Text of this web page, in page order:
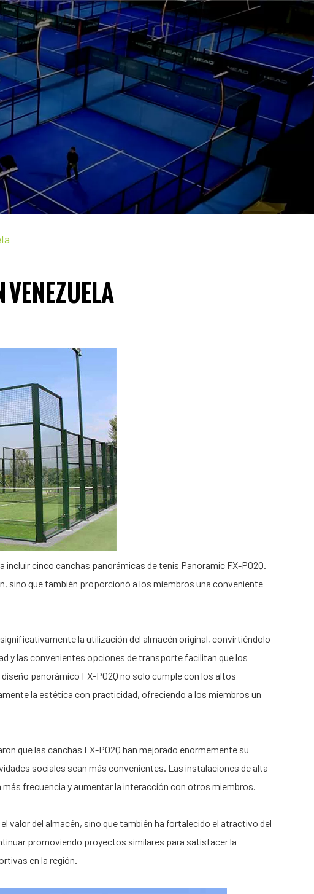
VENEZUELA
cinco canchas panorámicas de tenis Panoramic FX-P02Q.
sino que también proporcionó a los miembros una conveniente
la utilización del almacén original, convirtiéndolo
y las convenientes opciones de transporte facilitan que los
panorámico FX-P02Q no solo cumple con los altos
la estética con practicidad, ofreciendo a los miembros un
que las canchas FX-P02Q han mejorado enormemente su
sociales sean más convenientes. Las instalaciones de alta
frecuencia y aumentar la interacción con otros miembros.
valor del almacén, sino que también ha fortalecido el atractivo del
promoviendo proyectos similares para satisfacer la
en la región.